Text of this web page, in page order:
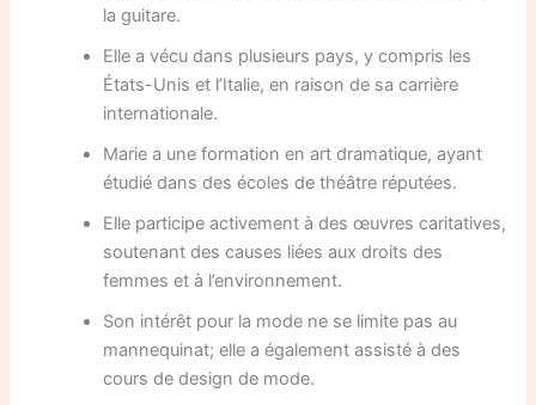
la guitare.
Elle a vécu dans plusieurs pays, y compris les
États-Unis et l’Italie, en raison de sa carrière
internationale.
Marie a une formation en art dramatique, ayant
étudié dans des écoles de théâtre réputées.
Elle participe activement à des œuvres caritatives,
soutenant des causes liées aux droits des
femmes et à l’environnement.
Son intérêt pour la mode ne se limite pas au
mannequinat; elle a également assisté à des
cours de design de mode.